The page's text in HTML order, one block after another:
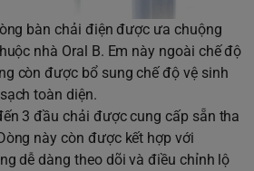
bàn chải điện được ưa chuộng
nhà Oral B. Em này ngoài chế độ
còn được bổ sung chế độ vệ sinh
toàn diện.
3 đầu chải được cung cấp sẵn tha
này còn được kết hợp với
dễ dàng theo dõi và điều chỉnh lộ